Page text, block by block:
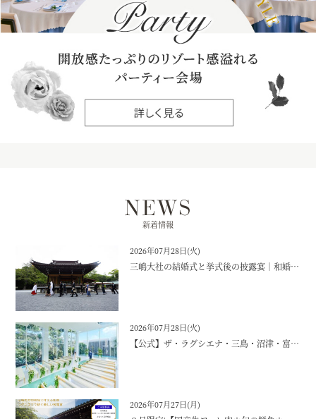
NEWS
新着情報
2026年07月28日(火)
三嶋大社の結婚式と挙式後の披露宴｜和婚ならラグシエナ｜【公式】ザ・ラグシエナ・三島・沼津・富士エリアの結婚式場
2026年07月28日(火)
【公式】ザ・ラグシエナ・三島・沼津・富士エリアの結婚式場
2026年07月27日(月)